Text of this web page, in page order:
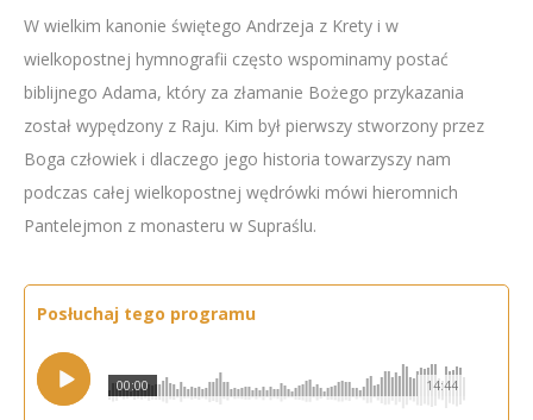
W wielkim kanonie świętego Andrzeja z Krety i w
wielkopostnej hymnografii często wspominamy postać
biblijnego Adama, który za złamanie Bożego przykazania
został wypędzony z Raju. Kim był pierwszy stworzony przez
Boga człowiek i dlaczego jego historia towarzyszy nam
podczas całej wielkopostnej wędrówki mówi hieromnich
Pantelejmon z monasteru w Supraślu.
Posłuchaj tego programu
14:44
00:00